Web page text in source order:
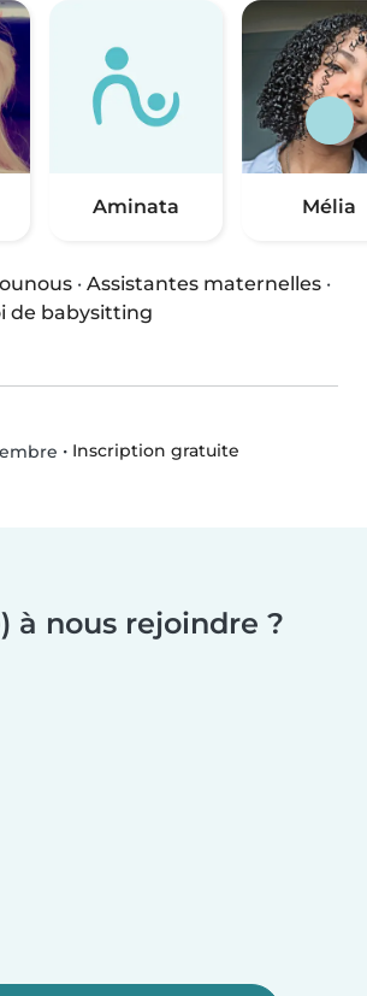
Aminata Mélia
· Assistantes maternelles ·
de babysitting
• Inscription gratuite
à nous rejoindre ?